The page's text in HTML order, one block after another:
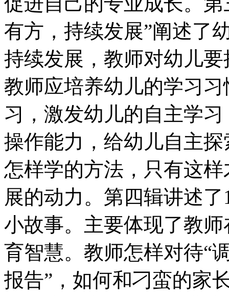
有方，持续发展”阐述了
持续发展，教师对幼儿
教师应培养幼儿的学习
习，激发幼儿的自主学
操作能力，给幼儿自主
怎样学的方法，只有这
展的动力。第四辑讲述
小故事。主要体现了教
育智慧。教师怎样对待“
报告”，如何和刁蛮的家